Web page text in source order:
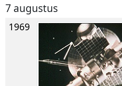
7 augustus
1969